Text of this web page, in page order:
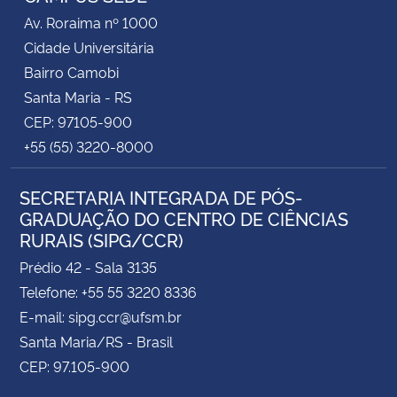
Av. Roraima nº 1000
Cidade Universitária
Bairro Camobi
Santa Maria - RS
CEP: 97105-900
+55 (55) 3220-8000
SECRETARIA INTEGRADA DE PÓS-
GRADUAÇÃO DO CENTRO DE CIÊNCIAS
RURAIS (SIPG/CCR)
Prédio 42 - Sala 3135
Telefone: +55 55 3220 8336
E-mail: sipg.ccr@ufsm.br
Santa Maria/RS - Brasil
CEP: 97.105-900